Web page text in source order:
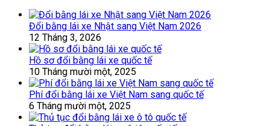
Đổi bằng lái xe Nhật sang Việt Nam 2026
12 Tháng 3, 2026
Hồ sơ đổi bằng lái xe quốc tế
10 Tháng mười một, 2025
Phí đổi bằng lái xe Việt Nam sang quốc tế
6 Tháng mười một, 2025